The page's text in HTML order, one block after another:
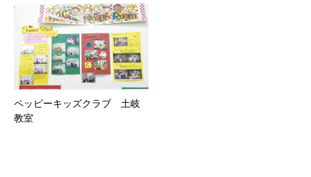
ペッピーキッズクラブ 土岐
教室